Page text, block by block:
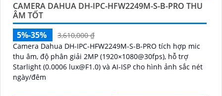
CAMERA DAHUA DH-IPC-HFW2249M-S-B-PRO THU
ÂM TỐT
5%-35%
3,610,000 ₫
Camera Dahua DH-IPC-HFW2249M-S-B-PRO tích hợp mic
thu âm, độ phân giải 2MP (1920×1080@30fps), hỗ trợ
Starlight (0.0006 lux@F1.0) và AI-ISP cho hình ảnh sắc nét
ngày/đêm